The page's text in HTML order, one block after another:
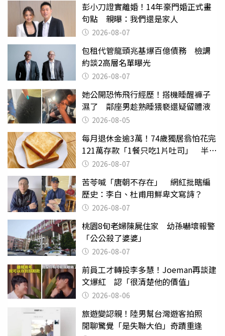
彭小刀證實離婚！14年豪門婚正式畫
句點 親曝：我們還是家人
2026-08-07
包租代管龍頭兆基爆百億債務 檢調
約談2高層名單曝光
2026-08-07
她公開恐怖飛行經歷！搭機睡醒褲子
濕了 鄰座男趁熟睡猥褻還疑留體液
2026-08-05
每月退休金逾3萬！74歲獨居翁怕花完
121萬存款「1餐只吃1片吐司」 半年
後暴瘦嚇壞女兒
2026-08-07
苦苓喊「唐朝不存在」 網紅批瞎編
歷史：李白、杜甫用鮮卑文寫詩？
2026-08-07
桃園8旬老婦陳屍住家 幼孫嚇壞報警
「公公殺了婆婆」
2026-08-07
前員工才轉投李多慧！Joeman再談建
文爆紅 認「很清楚他的價值」
2026-08-06
旅遊變認親！陸男幫台灣遊客拍照
閒聊驚覺「是失聯大伯」奇蹟重逢